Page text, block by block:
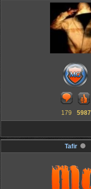
179 5987
Tafir